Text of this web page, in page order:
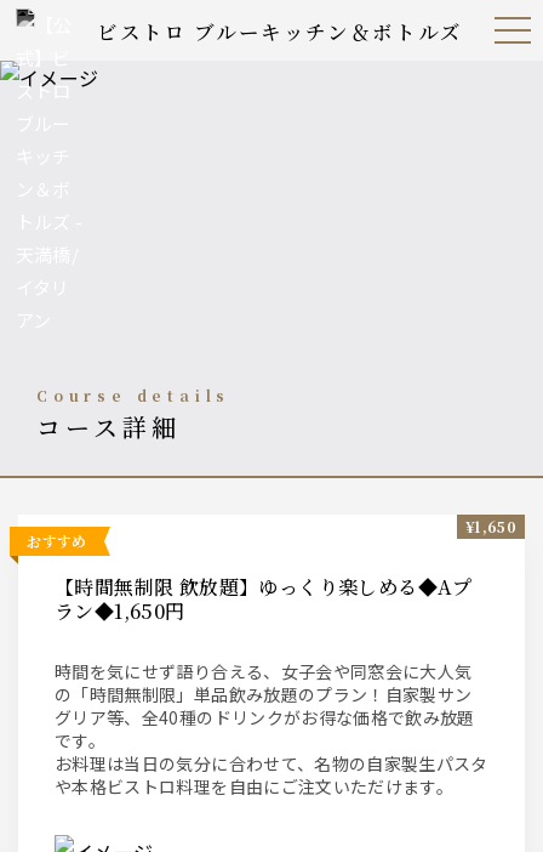
ビストロ ブルーキッチン＆ボトルズ Open
Navig
course details
コース詳細
おすすめ
【時間無制限 飲放題】ゆっくり楽しめる◆Aプ
ラン◆1,650円
時間を気にせず語り合える、女子会や同窓会に大人気
の「時間無制限」単品飲み放題のプラン！自家製サン
グリア等、全40種のドリンクがお得な価格で飲み放題
です。
お料理は当日の気分に合わせて、名物の自家製生パスタ
や本格ビストロ料理を自由にご注文いただけます。
¥1,650